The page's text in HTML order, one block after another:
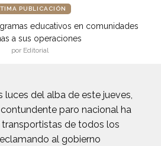
PUBLICACIÓN
educativos en comunidades
a sus operaciones
por Editorial
luces del alba de este jueves,
paro nacional ha
de todos los
al gobierno